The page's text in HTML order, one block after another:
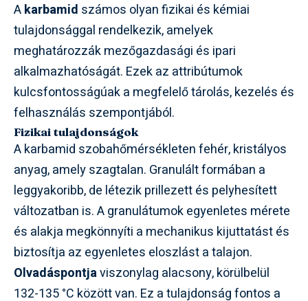
Akarbamid számos olyan fizikai és kémiai
tulajdonsággal rendelkezik, amelyek
meghatározzák mezőgazdasági és ipari
alkalmazhatóságát. Ezek az attribútumok
kulcsfontosságúak a megfelelő tárolás, kezelés és
felhasználás szempontjából.
Fizikai tulajdonságok
A karbamid szobahőmérsékleten fehér, kristályos
anyag, amely szagtalan. Granulált formában a
leggyakoribb, de létezik prillezett és pelyhesített
változatban is. A granulátumok egyenletes mérete
és alakja megkönnyíti a mechanikus kijuttatást és
biztosítja az egyenletes eloszlást a talajon.
Olvadáspontjaviszonylag alacsony, körülbelül
132-135 °C között van. Ez a tulajdonság fontos a